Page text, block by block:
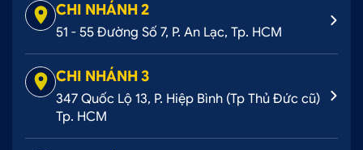
CHI NHÁNH 2
51 - 55 Đường Số 7, P. An Lạc, Tp. HCM
CHI NHÁNH 3
347 Quốc Lộ 13, P. Hiệp Bình (Tp Thủ Đức cũ)
Tp. HCM